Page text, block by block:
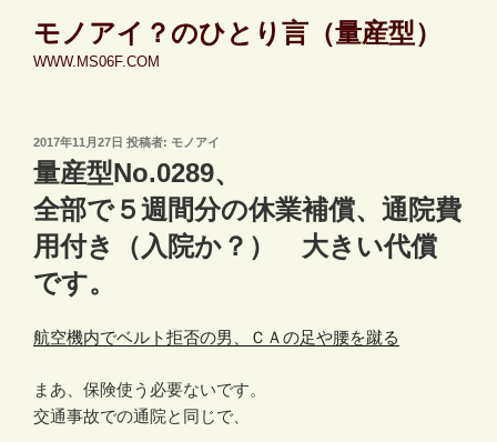
モノアイ？のひとり言（量産型）
WWW.MS06F.COM
投
稿
日:
2017年11月27日 投稿者: モノアイ
量産型No.0289、
全部で５週間分の休業補償、通院費
用付き（入院か？） 大きい代償
です。
航空機内でベルト拒否の男、ＣＡの足や腰を蹴る
まあ、保険使う必要ないです。
交通事故での通院と同じで、